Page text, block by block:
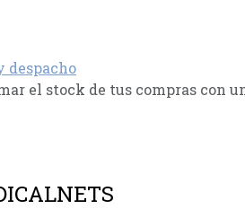
despacho
el stock de tus compras con